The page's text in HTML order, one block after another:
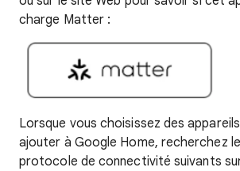
charge Matter :
Lorsque vous choisissez des
ajouter à Google Home, recherchez
protocole de connectivité suivants